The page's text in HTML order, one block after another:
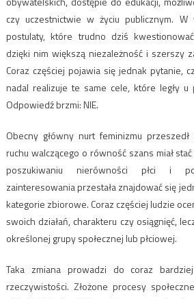
czy uczestnictwie w życiu publicznym.
postulaty, które trudno dziś
dzięki nim większą niezależność i szerszy
Coraz częściej pojawia się jednak pytanie,
nadal realizuje te same cele, które legły
Odpowiedź brzmi: NIE.
Obecny główny nurt feminizmu przeszedł
ruchu walczącego o równość szans miał
poszukiwaniu nierówności płci i
zainteresowania przestała znajdować się
kategorie zbiorowe. Coraz częściej ludzie
swoich działań, charakteru czy osiągnięć,
określonej grupy społecznej lub płciowej.
Taka zmiana prowadzi do coraz
rzeczywistości. Złożone procesy